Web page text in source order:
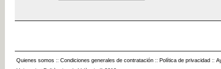
Quienes somos :: Condiciones generales de contratación :: Política de privacidad ::